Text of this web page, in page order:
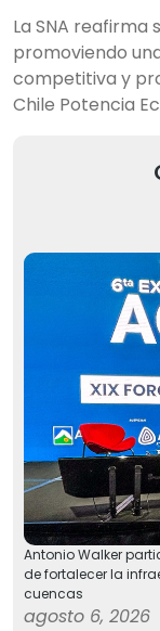
La SNA reafirma
promoviendo
competitiva y
Chile Potencia
Antonio Walker
de fortalecer la
cuencas
agosto 6, 2026